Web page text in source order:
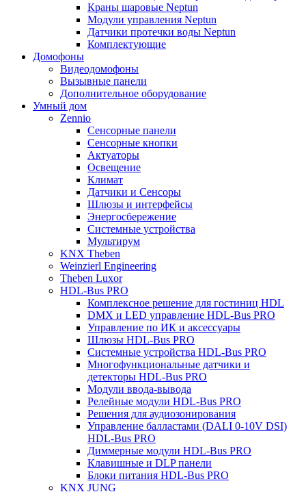
Краны шаровые Neptun
Модули управления Neptun
Датчики протечки воды Neptun
Комплектующие
Домофоны
Видеодомофоны
Вызывные панели
Дополнительное оборудование
Умный дом
Zennio
Сенсорные панели
Сенсорные кнопки
Актуаторы
Освещение
Климат
Датчики и Сенсоры
Шлюзы и интерфейсы
Энергосбережение
Системные устройства
Мультирум
KNX Theben
Weinzierl Engineering
Theben Luxor
HDL-Bus PRO
Комплексное решение для гостиниц HDL
DMX и LED управление HDL-Bus PRO
Управление по ИК и аксессуары
Шлюзы HDL-Bus PRO
Системные устройства HDL-Bus PRO
Многофункциональные датчики и
детекторы HDL-Bus PRO
Модули ввода-вывода
Релейные модули HDL-Bus PRO
Решения для аудиозонирования
Управление балластами (DALI 0-10V DSI)
HDL-Bus PRO
Диммерные модули HDL-Bus PRO
Клавишные и DLP панели
Блоки питания HDL-Bus PRO
KNX JUNG